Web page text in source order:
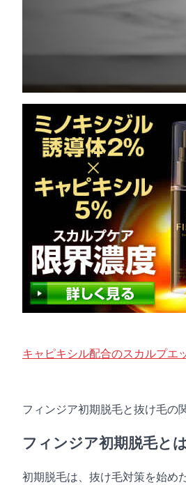
キャピキシル配合のスカルプ
フィンジア初期脱毛と抜け毛の
フィンジア初期脱毛と
初期脱毛は、抜け毛対策を始め